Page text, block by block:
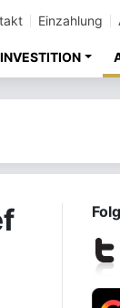
Einzahlung
INVESTITION